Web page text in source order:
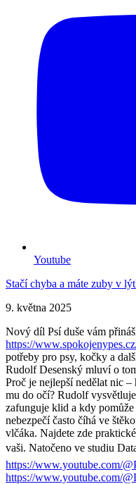
Youtube
Stačí chyba a máte zuby v
9. května 2025
Nový díl Psí duše vám
https://
potřeby pro psy, kočky a
Rudolf Desenský mluví o
Proč je nejlepší nedělat nic –
mu do očí? Rudolf
zafunguje klid a kdy
nebezpečí často číhá ve
vlčáka. Najdete zde
vaši. Natočeno ve studiu
https://www.youtube.com/
https://www.youtube.com/